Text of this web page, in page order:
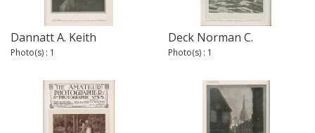
Dannatt A. Keith
Photo(s) : 1
Deck Norman C.
Photo(s) : 1